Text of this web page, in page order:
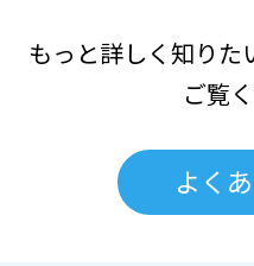
もっと詳しく知りた
ご覧
よく